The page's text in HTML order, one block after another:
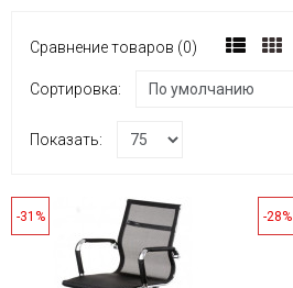
Сравнение товаров (0)
Сортировка:
Показать:
-31% -28%